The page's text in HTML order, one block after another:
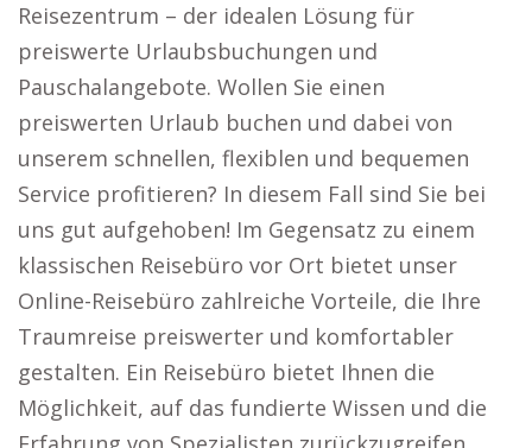
Reisezentrum – der idealen Lösung für
preiswerte Urlaubsbuchungen und
Pauschalangebote. Wollen Sie einen
preiswerten Urlaub buchen und dabei von
unserem schnellen, flexiblen und bequemen
Service profitieren? In diesem Fall sind Sie bei
uns gut aufgehoben! Im Gegensatz zu einem
klassischen Reisebüro vor Ort bietet unser
Online-Reisebüro zahlreiche Vorteile, die Ihre
Traumreise preiswerter und komfortabler
gestalten. Ein Reisebüro bietet Ihnen die
Möglichkeit, auf das fundierte Wissen und die